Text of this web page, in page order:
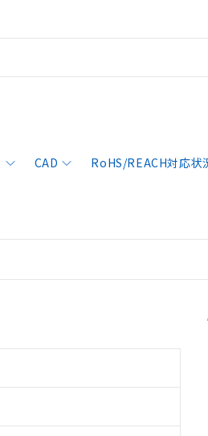
CAD
RoHS/REACH対応状